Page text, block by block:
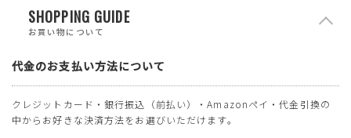
SHOPPING GUIDE
お買い物について
代金のお支払い方法について
クレジットカード・銀行振込（前払い）・Amazonペイ・代金引換の
中からお好きな決済方法をお選びいただけます。